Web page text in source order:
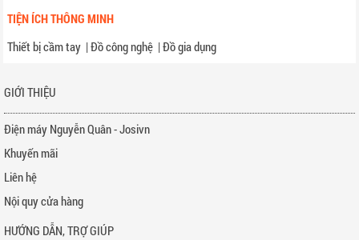
TIỆN ÍCH THÔNG MINH
Thiết bị cầm tay |Đồ công nghệ |Đồ gia dụng
GIỚI THIỆU
Điện máy Nguyễn Quân - Josivn
Khuyến mãi
Liên hệ
Nội quy cửa hàng
HƯỚNG DẪN, TRỢ GIÚP